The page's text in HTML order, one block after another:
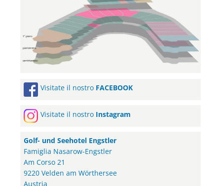
Visitate il nostro FACEBOOK
Visitate il nostro Instagram
Golf- und Seehotel Engstler
Famiglia Nasarow-Engstler
Am Corso 21
9220 Velden am Wörthersee
Austria